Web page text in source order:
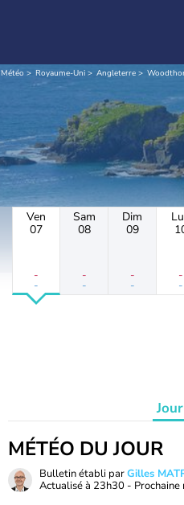
Météo Royaume-Uni Angleterre
Ven
07
-
-
Sam
08
-
-
Dim
09
-
-
-
-
MÉTÉO DU JOUR
Bulletin établi parGilles
Actualisé à 23h30 - Prochaine